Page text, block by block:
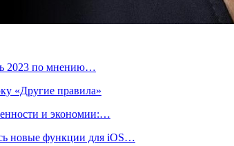
2023 по мнению…
«Другие правила»
и экономии:…
новые функции для iOS…